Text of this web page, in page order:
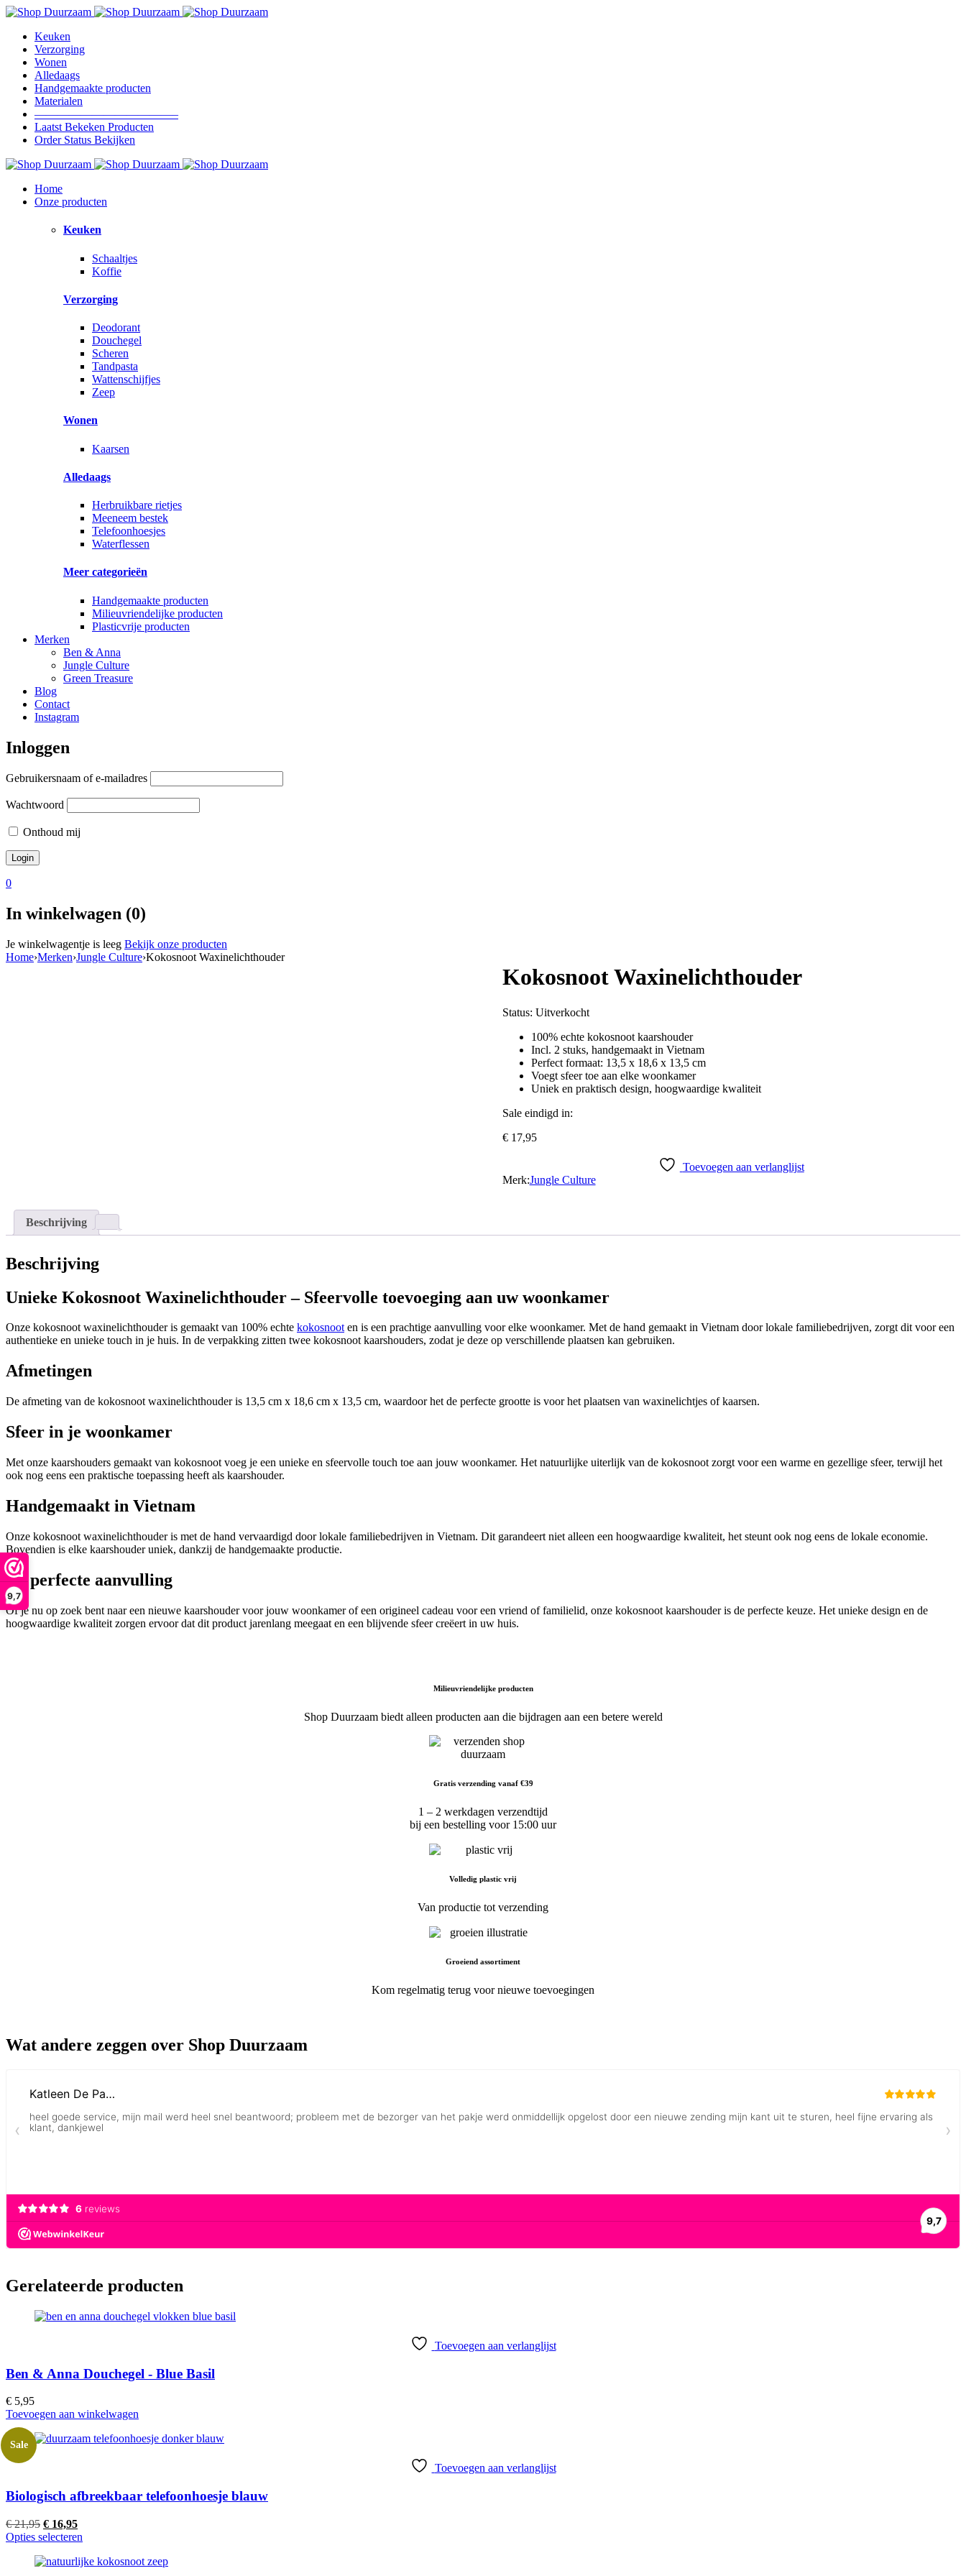
9,7
Keuken
Verzorging
Wonen
Alledaags
Handgemaakte producten
Materialen
————————————–
Laatst Bekeken Producten
Order Status Bekijken
Home
Onze producten
Keuken
Schaaltjes
Koffie
Verzorging
Deodorant
Douchegel
Scheren
Tandpasta
Wattenschijfjes
Zeep
Wonen
Kaarsen
Alledaags
Herbruikbare rietjes
Meeneem bestek
Telefoonhoesjes
Waterflessen
Meer categorieën
Handgemaakte producten
Milieuvriendelijke producten
Plasticvrije producten
Merken
Ben & Anna
Jungle Culture
Green Treasure
Blog
Contact
Instagram
Inloggen
Gebruikersnaam of e-mailadres
Wachtwoord
Onthoud mij
0
In winkelwagen (0)
Je winkelwagentje is leeg Bekijk onze producten
Home›Merken›Jungle Culture›Kokosnoot Waxinelichthouder
Kokosnoot Waxinelichthouder
Status: Uitverkocht
100% echte kokosnoot kaarshouder
Incl. 2 stuks, handgemaakt in Vietnam
Perfect formaat: 13,5 x 18,6 x 13,5 cm
Voegt sfeer toe aan elke woonkamer
Uniek en praktisch design, hoogwaardige kwaliteit
Sale eindigd in:
€17,95
Toevoegen aan verlanglijst
Merk:Jungle Culture
Beschrijving
Beschrijving
Unieke Kokosnoot Waxinelichthouder – Sfeervolle toevoeging aan uw woonkamer
Onze kokosnoot waxinelichthouder is gemaakt van 100% echte kokosnooten is een prachtige aanvulling voor elke woonkamer. Met de hand gemaakt in Vietnam door lokale familiebedrijven, zorgt dit voor een
authentieke en unieke touch in je huis. In de verpakking zitten twee kokosnoot kaarshouders, zodat je deze op verschillende plaatsen kan gebruiken.
Afmetingen
De afmeting van de kokosnoot waxinelichthouder is 13,5 cm x 18,6 cm x 13,5 cm, waardoor het de perfecte grootte is voor het plaatsen van waxinelichtjes of kaarsen.
Sfeer in je woonkamer
Met onze kaarshouders gemaakt van kokosnoot voeg je een unieke en sfeervolle touch toe aan jouw woonkamer. Het natuurlijke uiterlijk van de kokosnoot zorgt voor een warme en gezellige sfeer, terwijl het
ook nog eens een praktische toepassing heeft als kaarshouder.
Handgemaakt in Vietnam
Onze kokosnoot waxinelichthouder is met de hand vervaardigd door lokale familiebedrijven in Vietnam. Dit garandeert niet alleen een hoogwaardige kwaliteit, het steunt ook nog eens de lokale economie.
Bovendien is elke kaarshouder uniek, dankzij de handgemaakte productie.
De perfecte aanvulling
Of je nu op zoek bent naar een nieuwe kaarshouder voor jouw woonkamer of een origineel cadeau voor een vriend of familielid, onze kokosnoot kaarshouder is de perfecte keuze. Het unieke design en de
hoogwaardige kwaliteit zorgen ervoor dat dit product jarenlang meegaat en een blijvende sfeer creëert in uw huis.
Milieuvriendelijke producten
Shop Duurzaam biedt alleen producten aan die bijdragen aan een betere wereld
Gratis verzending vanaf €39
1 – 2 werkdagen verzendtijd
bij een bestelling voor 15:00 uur
Volledig plastic vrij
Van productie tot verzending
Groeiend assortiment
Kom regelmatig terug voor nieuwe toevoegingen
Wat andere zeggen over Shop Duurzaam
Gerelateerde producten
Toevoegen aan verlanglijst
Ben & Anna Douchegel - Blue Basil
€ 5,95
Toevoegen aan winkelwagen
Sale
Toevoegen aan verlanglijst
Biologisch afbreekbaar telefoonhoesje blauw
€21,95 Oorspronkelijke
prijs
€ 21,95.
€ 16,95Huidige
prijs
€ 16,95.
Opties selecteren